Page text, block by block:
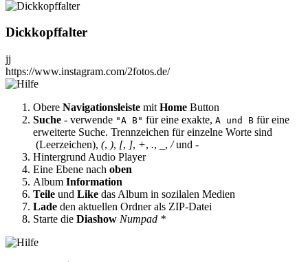
Dickkopffalter
jj
https://www.instagram.com/2fotos.de/
Obere Navigationsleiste mit Home Button
Suche - verwende "A B" für eine exakte, A und B für eine
erweiterte Suche. Trennzeichen für einzelne Worte sind
(Leerzeichen), (, ), [, ], +, ., , /und -
Hintergrund Audio Player
Eine Ebene nach oben
Album Information
Teile und Like das Album in sozilalen Medien
Lade den aktuellen Ordner als ZIP-Datei
Starte die Diashow Numpad *